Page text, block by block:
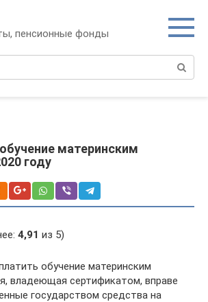
пенсионные фонды
материнским
году
4,91 из 5)
обучение материнским
владеющая сертификатом, вправе
государством средства на